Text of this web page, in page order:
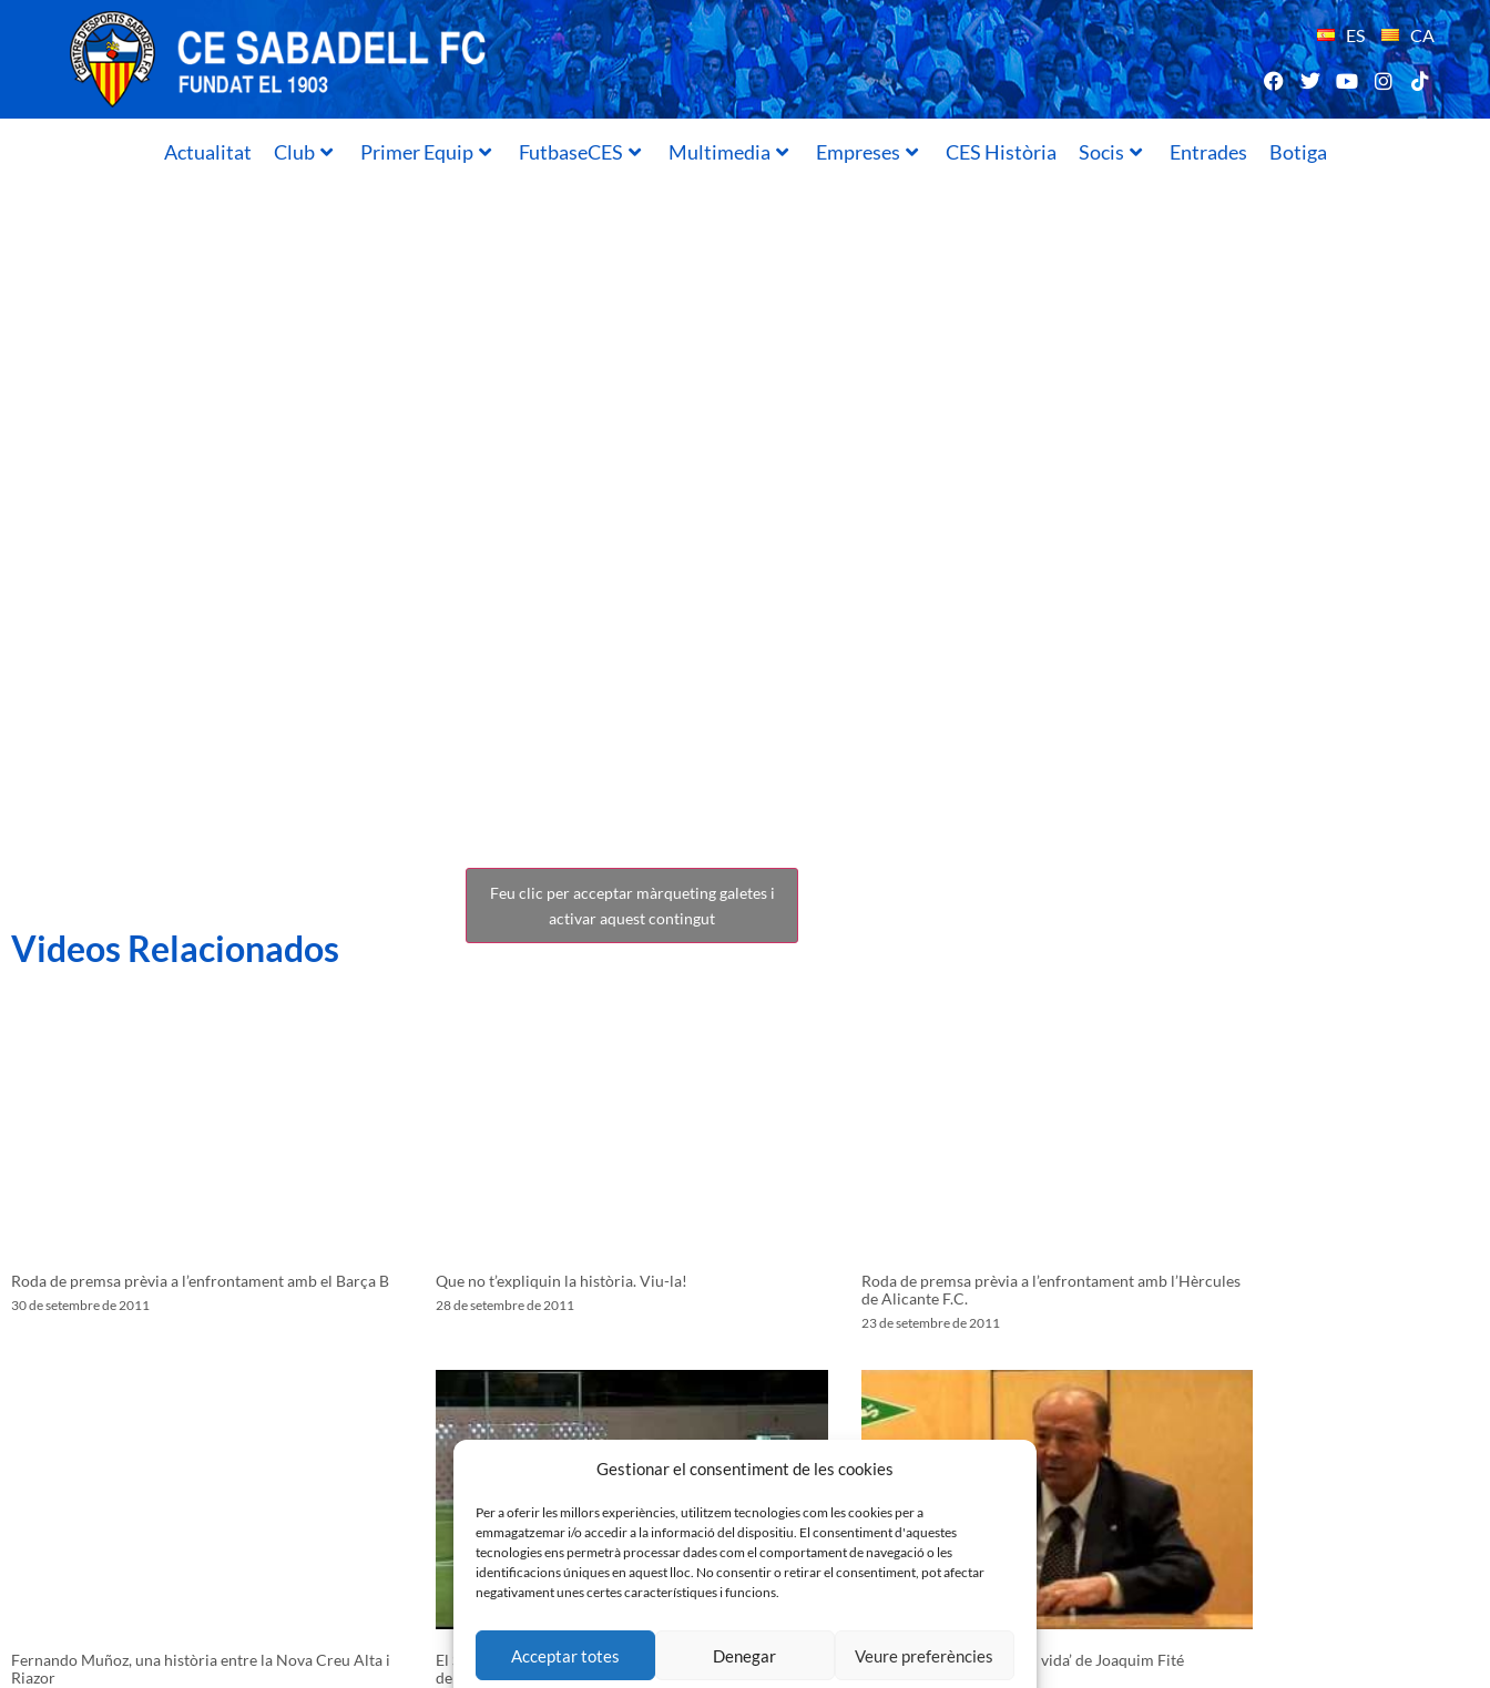
Gestionar el consentiment de les cookies
Per a oferir les millors experiències, utilitzem tecnologies com les cookies per a
emmagatzemar i/o accedir a la informació del dispositiu. El consentiment d'aquestes
tecnologies ens permetrà processar dades com el comportament de navegació o les
identificacions úniques en aquest lloc. No consentir o retirar el consentiment, pot afectar
negativament unes certes característiques i funcions.
Acceptar totes Denegar Veure preferències
ES CA
Actualitat Club Primer Equip FutbaseCES Multimedia Empreses CES Història Socis Entrades Botiga
Feu clic per acceptar màrqueting galetes i
activar aquest contingut
Videos Relacionados
Roda de premsa prèvia a l’enfrontament amb el Barça B
30 de setembre de 2011
Que no t’expliquin la història. Viu-la!
28 de setembre de 2011
Roda de premsa prèvia a l’enfrontament amb l’Hèrcules
de Alicante F.C.
23 de setembre de 2011
Fernando Muñoz, una història entre la Nova Creu Alta i
Riazor
El Santa Perpètua dóna la sorpresa eliminant al Sabadell
de la Copa Catalunya
Presentació ‘El club de mi vida’ de Joaquim Fité